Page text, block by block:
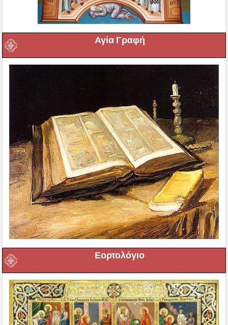
Αγία Γραφή
Εορτολόγιο